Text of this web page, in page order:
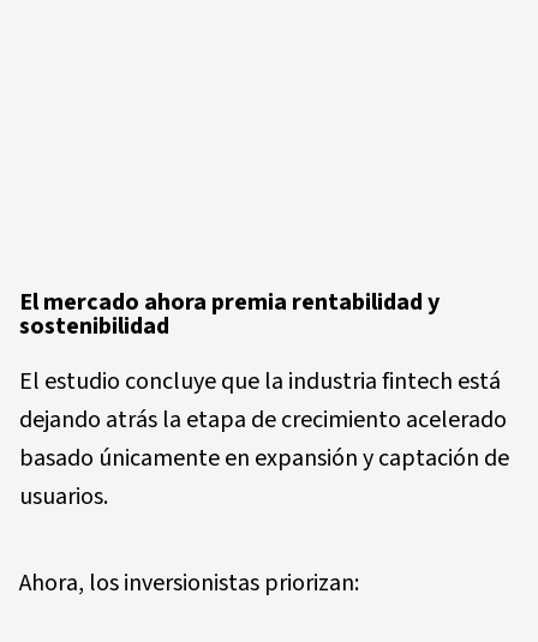
El mercado ahora premia rentabilidad y
sostenibilidad
El estudio concluye que la industria fintech está
dejando atrás la etapa de crecimiento acelerado
basado únicamente en expansión y captación de
usuarios.
Ahora, los inversionistas priorizan: